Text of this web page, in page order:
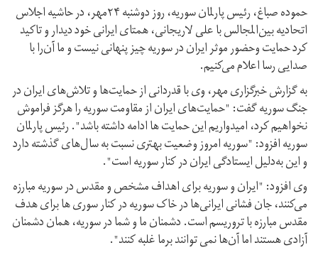
حموده صباغ، رئیس پارلمان سوریه، روز دوشنبه ۲۴مهر، در حاشیه اجلاس
اتحادیه بین‌المجالس با علی لاریجانی، همتای ایرانی خود دیدار و تاکید
کرد حمایت وحضور موثر ایران در سوریه چیز پنهانی نیست و ما آن‌را با
صدایی رسا اعلام می‌کنیم.
به گزارش خبرگزاری مهر، وی با قدردانی از حمایت‌ها و تلاش‌های ایران در
جنگ سوریه گفت: "حمایت‌های ایران از مقاومت سوریه را هرگز فراموش
نخواهیم کرد، امیدواریم این حمایت ها ادامه داشته باشد". رئیس پارلمان
سوریه افزود: "سوریه امروز وضعیت بهتری نسبت به سال‌های گذشته دارد
و این به‌دلیل ایستادگی ایران در کنار سوریه است".
وی افزود: "ایران و سوریه برای اهداف مشخص و مقدس در سوریه مبارزه
می‌کنند، جان فشانی‌ ایرانی‌ها در خاک سوریه در کنار سوری ها برای هدف
مقدس مبارزه با تروریسم است. دشمنان ما و شما در سوریه، همان دشمنان
آزادی هستند اما آن‌ها نمی توانند برما غلبه کنند".